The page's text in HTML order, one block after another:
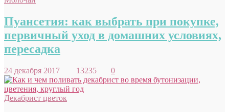
Пуансетия: как выбрать при покупке,
первичный уход в домашних условиях,
пересадка
24 декабря 2017 13235 0
Декабрист цветок